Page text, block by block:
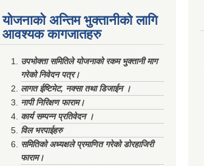
योजनाको अन्तिम भुक्तानीको लागि
आवश्यक कागजातहरु
उपभोक्ता समितिले योजनाको रकम भुक्तानी माग
गरेको निवेदन पत्र।
लागत ईष्टिमेट, नक्सा तथा डिजाईन ।
नापी निरिक्षण फाराम।
कार्य सम्पन्न प्रतिवेदन ।
विल भरपाईहरु
समितिको अध्यक्षले प्रमाणित गरेको डोरहाजिरी
फाराम।